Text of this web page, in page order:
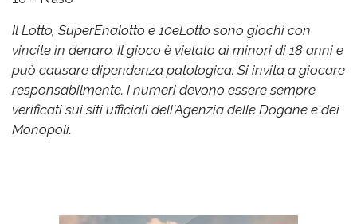
Il Lotto, SuperEnalotto e 10eLotto sono giochi con
vincite in denaro. Il gioco è vietato ai minori di 18 anni e
può causare dipendenza patologica. Si invita a giocare
responsabilmente. I numeri devono essere sempre
verificati sui siti ufficiali dell'Agenzia delle Dogane e dei
Monopoli.